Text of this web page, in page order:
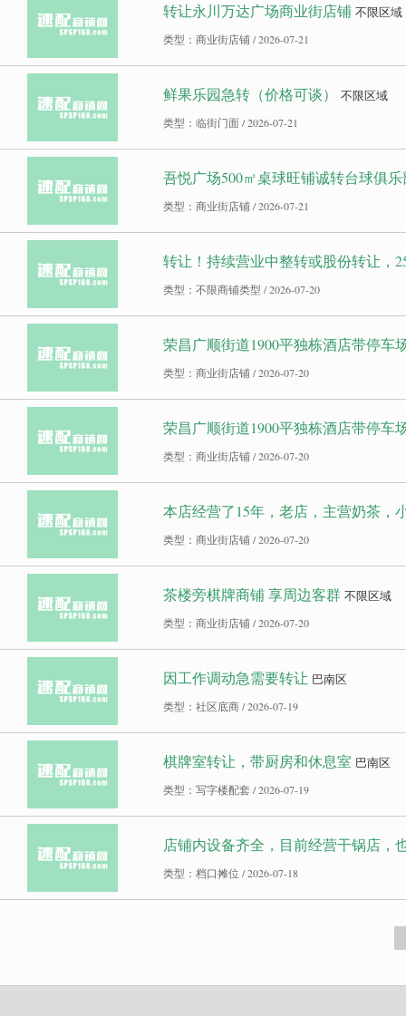
转让永川万达广场商业街店铺 不限区域
类型：商业街店铺 / 2026-07-21
鲜果乐园急转（价格可谈） 不限区域
类型：临街门面 / 2026-07-21
吾悦广场500㎡桌球旺铺诚转台球俱
类型：商业街店铺 / 2026-07-21
转让！持续营业中整转或股份转让，
类型：不限商铺类型 / 2026-07-20
荣昌广顺街道1900平独栋酒店带停车
类型：商业街店铺 / 2026-07-20
荣昌广顺街道1900平独栋酒店带停车
类型：商业街店铺 / 2026-07-20
本店经营了15年，老店，主营奶茶，
类型：商业街店铺 / 2026-07-20
茶楼旁棋牌商铺 享周边客群 不限区域
类型：商业街店铺 / 2026-07-20
因工作调动急需要转让 巴南区
类型：社区底商 / 2026-07-19
棋牌室转让，带厨房和休息室 巴南区
类型：写字楼配套 / 2026-07-19
店铺内设备齐全，目前经营干锅店，
类型：档口摊位 / 2026-07-18